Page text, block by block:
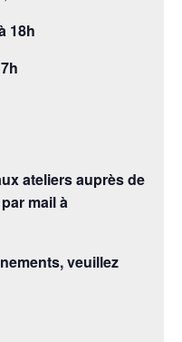
18h
ateliers auprès de
mail à
veuillez